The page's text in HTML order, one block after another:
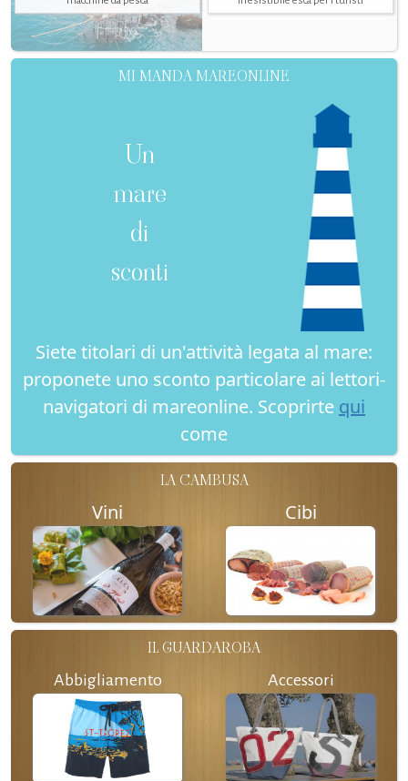
MI MANDA MAREONLINE
Un
mare
di
sconti
Siete titolari di un'attività legata al mare:
proponete uno sconto particolare ai lettori-
navigatori di mareonline. Scoprirte qui
come
LA CAMBUSA
Vini Cibi
IL GUARDAROBA
Abbigliamento Accessori